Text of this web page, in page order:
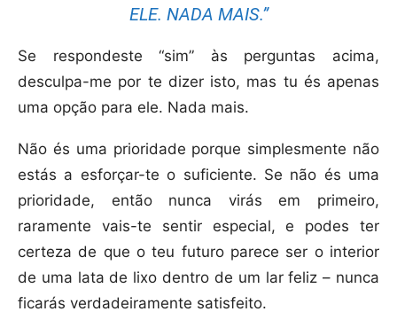
ELE. NADA MAIS.”
Se respondeste “sim” às perguntas acima,
desculpa-me por te dizer isto, mas tu és apenas
uma opção para ele. Nada mais.
Não és uma prioridade porque simplesmente não
estás a esforçar-te o suficiente. Se não és uma
prioridade, então nunca virás em primeiro,
raramente vais-te sentir especial, e podes ter
certeza de que o teu futuro parece ser o interior
de uma lata de lixo dentro de um lar feliz – nunca
ficarás verdadeiramente satisfeito.